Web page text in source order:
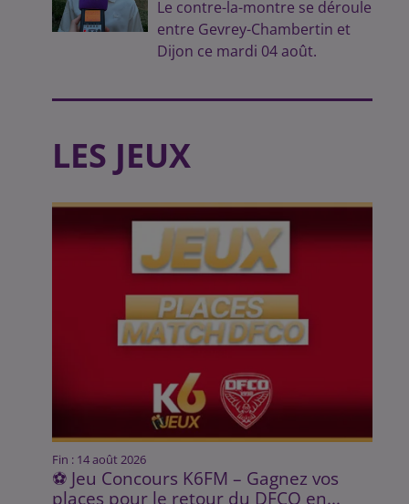
Le contre-la-montre se déroule
entre Gevrey-Chambertin et
Dijon ce mardi 04 août.
LES JEUX
Fin : 14 août 2026
⚽ Jeu Concours K6FM – Gagnez vos
places pour le retour du DFCO en...